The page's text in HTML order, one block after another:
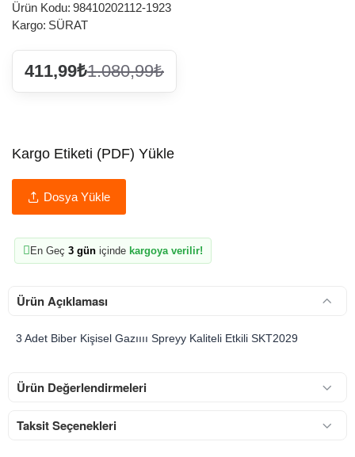
Ürün Kodu: 98410202112-1923
Kargo: SÜRAT
411,99₺1.080,99₺
Kargo Etiketi (PDF) Yükle
Dosya Yükle
En Geç 3 gün içinde kargoya verilir!
Ürün Açıklaması
3 Adet Biber Kişisel Gazıııı Spreyy Kaliteli Etkili SKT2029
Ürün Değerlendirmeleri
Taksit Seçenekleri